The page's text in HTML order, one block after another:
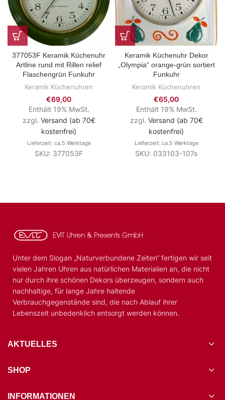
377053F Keramik Küchenuhr
Artline rund mit Rillen relief
Flaschengrün Funkuhr
Keramik Küchenuhren
€69,00
Enthält 19% MwSt.
zzgl. Versand (ab 70€
kostenfrei)
Lieferzeit: ca.5 Werktage
SKU: 377053F
Keramik Küchenuhr Dekor
„Olympia“ orange-grün sortiert
Funkuhr
Keramik Küchenuhren
€65,00
Enthält 19% MwSt.
zzgl. Versand (ab 70€
kostenfrei)
Lieferzeit: ca.5 Werktage
SKU: 033103-107s
Unter dem Slogan „Naturverbundene Zeiten“ fertigen wir seit
vielen Jahren Uhren aus natürlichen Materialien an, die nicht
nur durch ihre schönen Dekors überzeugen, sondern auch
nachhaltige, für lange Jahre haltende
Verbrauchgegenstände sind, die nach Ablauf ihrer
Lebenszeit unbedenklich entsorgt werden können.
AKTUELLES
SHOP
INFORMATIONEN